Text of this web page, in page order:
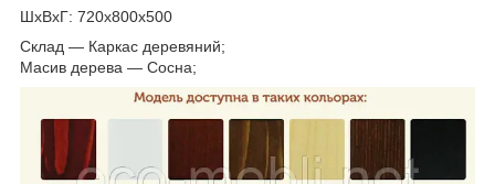
ШхВхГ: 720х800х500
Склад — Каркас деревяний;
Масив дерева — Сосна;